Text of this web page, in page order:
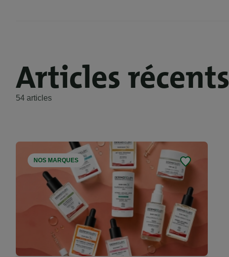
Articles récents
54 articles
NOS MARQUES